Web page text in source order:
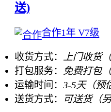
送)
合作1年 V7级
收货方式：
上门收货
打包服务：
免费打包
运输时间： 3-5天（预
送货方式：
可送货（